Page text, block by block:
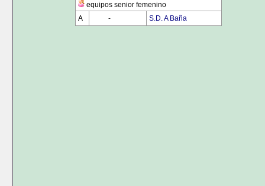
equipos senior femenino
A
- S.D. A Baña